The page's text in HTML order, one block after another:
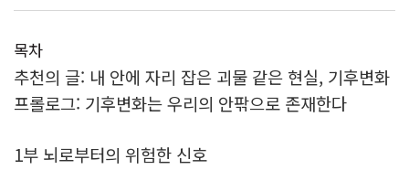
동원하여 설명한다. 기억력 감퇴, 폭력성 촉발, 신경퇴
행 질환의 증가, 감염병의 역습, 트라우마 및 우울 증상
의 폭발에 이르기까지 소리 없이 찾아와 인간을 수족처
럼 부리는 ‘기후 괴물’의 모습이 낱낱이 드러난다.
목차
추천의 글: 내 안에 자리 잡은 괴물 같은 현실, 기후변화
프롤로그: 기후변화는 우리의 안팎으로 존재한다
1부 뇌로부터의 위험한 신호